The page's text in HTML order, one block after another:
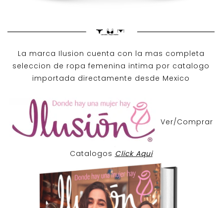
La marca Ilusion cuenta con la mas completa
seleccion de ropa femenina intima por catalogo
importada directamente desde Mexico
Ver/Comprar
Catalogos Click Aqui